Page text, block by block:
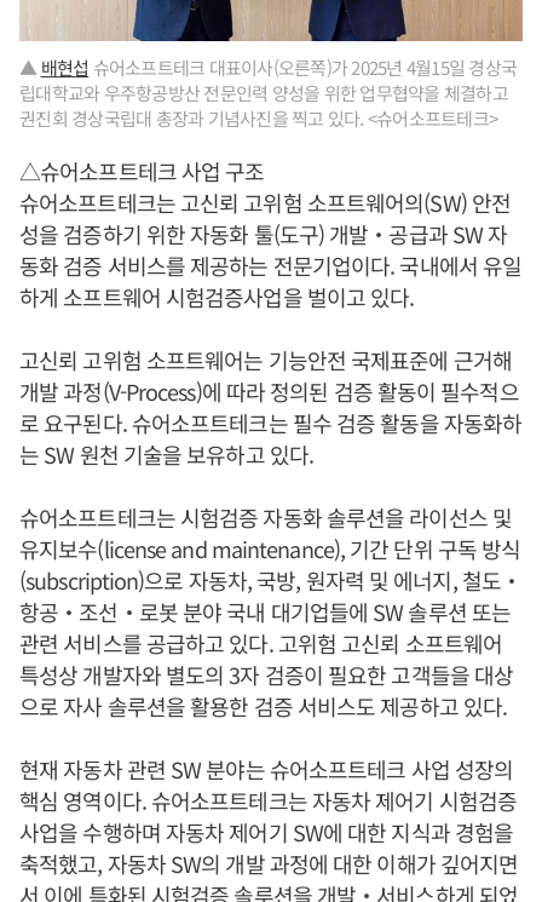
▲ 배현섭 슈어소프트테크 대표이사(오른쪽)가 2025년 4월15일 경상국
립대학교와 우주항공방산 전문인력 양성을 위한 업무협약을 체결하고
권진회 경상국립대 총장과 기념사진을 찍고 있다. <슈어소프트테크>
△슈어소프트테크 사업 구조
슈어소프트테크는 고신뢰 고위험 소프트웨어의(SW) 안전
성을 검증하기 위한 자동화 툴(도구) 개발‧공급과 SW 자
동화 검증 서비스를 제공하는 전문기업이다. 국내에서 유일
하게 소프트웨어 시험검증사업을 벌이고 있다.
고신뢰 고위험 소프트웨어는 기능안전 국제표준에 근거해
개발 과정(V-Process)에 따라 정의된 검증 활동이 필수적으
로 요구된다. 슈어소프트테크는 필수 검증 활동을 자동화하
는 SW 원천 기술을 보유하고 있다.
슈어소프트테크는 시험검증 자동화 솔루션을 라이선스 및
유지보수(license and maintenance), 기간 단위 구독 방식
(subscription)으로 자동차, 국방, 원자력 및 에너지, 철도‧
항공‧조선‧로봇 분야 국내 대기업들에 SW 솔루션 또는
관련 서비스를 공급하고 있다. 고위험 고신뢰 소프트웨어
특성상 개발자와 별도의 3자 검증이 필요한 고객들을 대상
으로 자사 솔루션을 활용한 검증 서비스도 제공하고 있다.
현재 자동차 관련 SW 분야는 슈어소프트테크 사업 성장의
핵심 영역이다. 슈어소프트테크는 자동차 제어기 시험검증
사업을 수행하며 자동차 제어기 SW에 대한 지식과 경험을
축적했고, 자동차 SW의 개발 과정에 대한 이해가 깊어지면
서 이에 특화된 시험검증 솔루션을 개발‧서비스하게 되었